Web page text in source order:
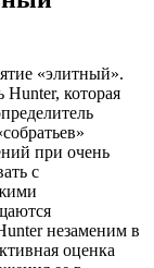
«элитный».
которая
при очень
с
незаменим в
оценка